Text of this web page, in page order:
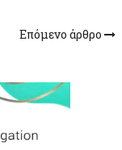
Επόμενο άρθρο